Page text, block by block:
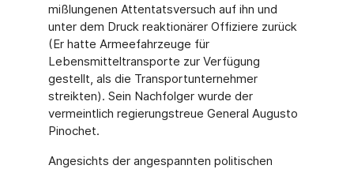
mißlungenen Attentatsversuch auf ihn und
unter dem Druck reaktionärer Offiziere zurück
(Er hatte Armeefahrzeuge für
Lebensmitteltransporte zur Verfügung
gestellt, als die Transportunternehmer
streikten). Sein Nachfolger wurde der
vermeintlich regierungstreue General Augusto
Pinochet.
Angesichts der angespannten politischen